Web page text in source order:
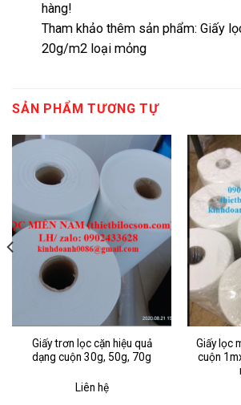
hàng!
Tham khảo thêm sản phẩm:Giấy
20g/m2 loại mỏng
SẢN PHẨM TƯƠNG TỰ
Giấy trơn lọc cặn hiệu quả
dạng cuộn 30g, 50g, 70g
Liên hệ
Giấy lọc
cuộn